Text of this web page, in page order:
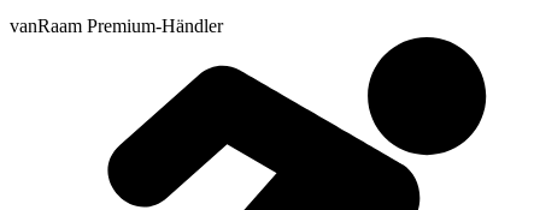
vanRaam Premium-Händler